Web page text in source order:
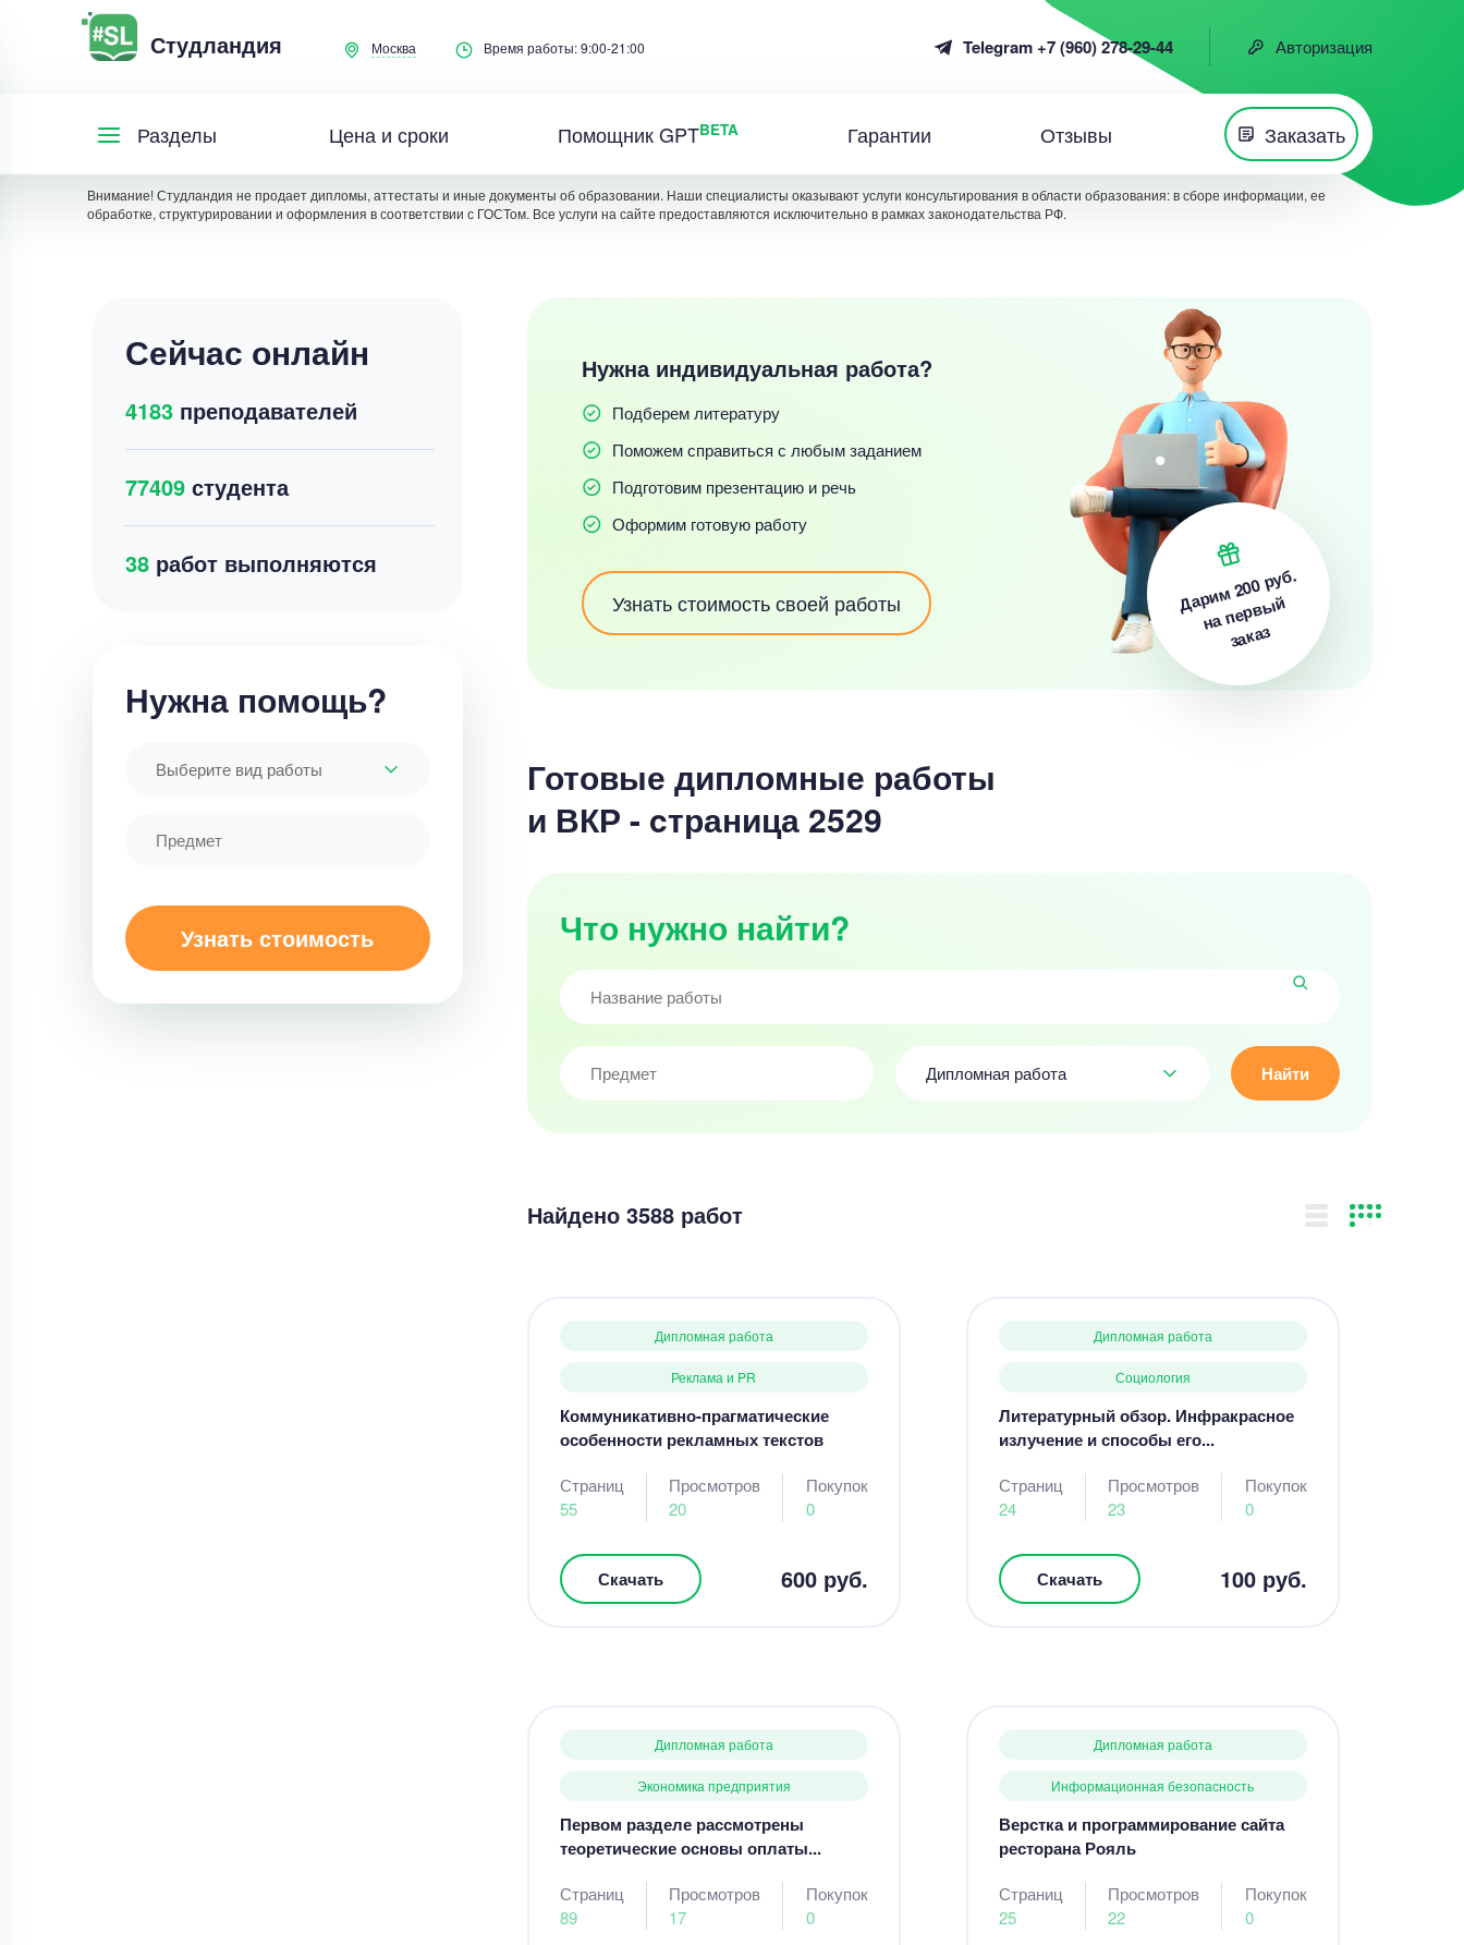
Студландия Москва Время работы: 9:00-21:00 Telegram +7 (960) 278-29-44 Авторизация
Разделы Цена и сроки Помощник GPTBETA Гарантии Отзывы Заказать
Внимание! Студландия не продает дипломы, аттестаты и иные документы об образовании. Наши специалисты оказывают услуги консультирования в области образования: в сборе информации, ее
обработке, структурировании и оформления в соответствии с ГОСТом. Все услуги на сайте предоставляются исключительно в рамках законодательства РФ.
Сейчас онлайн
4183преподавателей
77409студента
42работ выполняются
Нужна помощь?
Выберите вид работы
Узнать стоимость
Нужна индивидуальная работа?
Подберем литературу
Поможем справиться с любым заданием
Подготовим презентацию и речь
Оформим готовую работу
Узнать стоимость своей работы Дарим200 руб.
на первый
заказ
Готовые дипломные работы
и ВКР - cтраница 2529
Что нужно найти?
Дипломная работа Найти
Найдено 3588 работ
Дипломная работа
Реклама и PR
Коммуникативно-прагматические
особенности рекламных текстов
Страниц
55
Просмотров
20
Покупок
0
Скачать 600 руб.
Дипломная работа
Социология
Литературный обзор. Инфракрасное
излучение и способы его...
Страниц
24
Просмотров
23
Покупок
0
Скачать 100 руб.
Дипломная работа
Экономика предприятия
Первом разделе рассмотрены
теоретические основы оплаты...
Страниц
89
Просмотров
17
Покупок
0
Дипломная работа
Информационная безопасность
Верстка и программирование сайта
ресторана Рояль
Страниц
25
Просмотров
22
Покупок
0